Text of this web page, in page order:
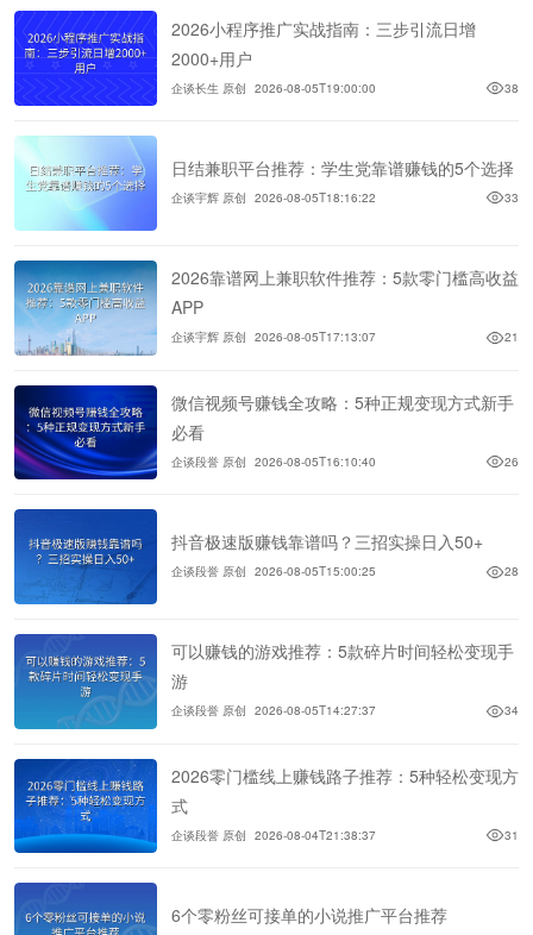
2026小程序推广实战指南：三步引流日增
2000+用户
企谈长生 原创 2026-08-05T19:00:00 38
日结兼职平台推荐：学生党靠谱赚钱的5个选择
企谈宇辉 原创 2026-08-05T18:16:22 33
2026靠谱网上兼职软件推荐：5款零门槛高收益
APP
企谈宇辉 原创 2026-08-05T17:13:07 21
微信视频号赚钱全攻略：5种正规变现方式新手
必看
企谈段誉 原创 2026-08-05T16:10:40 26
抖音极速版赚钱靠谱吗？三招实操日入50+
企谈段誉 原创 2026-08-05T15:00:25 28
可以赚钱的游戏推荐：5款碎片时间轻松变现手
游
企谈段誉 原创 2026-08-05T14:27:37 34
2026零门槛线上赚钱路子推荐：5种轻松变现方
式
企谈段誉 原创 2026-08-04T21:38:37 31
6个零粉丝可接单的小说推广平台推荐